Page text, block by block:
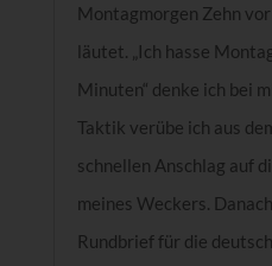
Montagmorgen Zehn
läutet. „Ich hasse
Minuten“ denke ich bei
Taktik verübe ich aus
schnellen Anschlag auf
meines Weckers.
Rundbrief für die